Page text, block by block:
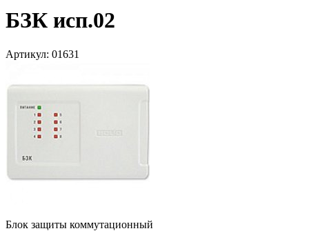
БЗК исп.02
Артикул: 01631
Блок защиты коммутационный